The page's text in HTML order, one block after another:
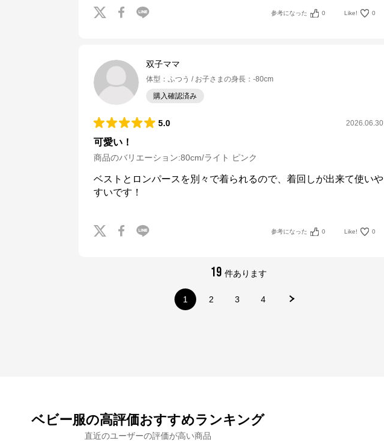
参考になった 0 Like! 0
双子ママ
体型 ： ふつう お子さまの身長 ： -80cm
購入確認済み
5.0 2026.06.30
可愛い！
商品のバリエーション:80cm/ライト ピンク
ベストとロンパースを別々で着られるので、着回しが出来て使いや
すいです！
参考になった 0 Like! 0
19 件あります
1 2 3 4
ベビー服の高評価おすすめランキング
直近のユーザーの評価が高い商品
ナルミヤオンラインからのコメント